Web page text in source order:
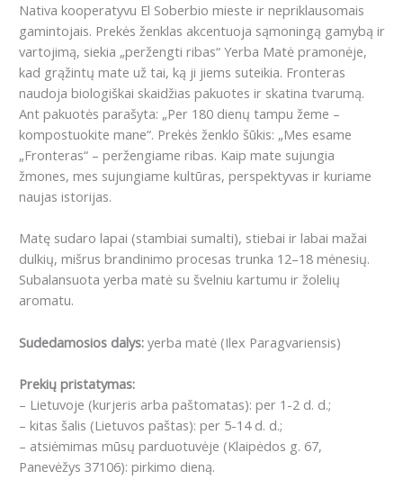
Nativa kooperatyvu El Soberbio mieste ir nepriklausomais
gamintojais. Prekės ženklas akcentuoja sąmoningą gamybą ir
vartojimą, siekia „peržengti ribas“ Yerba Matė pramonėje,
kad grąžintų mate už tai, ką ji jiems suteikia. Fronteras
naudoja biologiškai skaidžias pakuotes ir skatina tvarumą.
Ant pakuotės parašyta: „Per 180 dienų tampu žeme –
kompostuokite mane“. Prekės ženklo šūkis: „Mes esame
„Fronteras“ – peržengiame ribas. Kaip mate sujungia
žmones, mes sujungiame kultūras, perspektyvas ir kuriame
naujas istorijas.
Matę sudaro lapai (stambiai sumalti), stiebai ir labai mažai
dulkių, mišrus brandinimo procesas trunka 12–18 mėnesių.
Subalansuota yerba matė su švelniu kartumu ir žolelių
aromatu.
Sudedamosios dalys: yerba matė (Ilex Paragvariensis)
Prekių pristatymas:
– Lietuvoje (kurjeris arba paštomatas): per 1-2 d. d.;
– kitas šalis (Lietuvos paštas): per 5-14 d. d.;
– atsiėmimas mūsų parduotuvėje (Klaipėdos g. 67,
Panevėžys 37106): pirkimo dieną.